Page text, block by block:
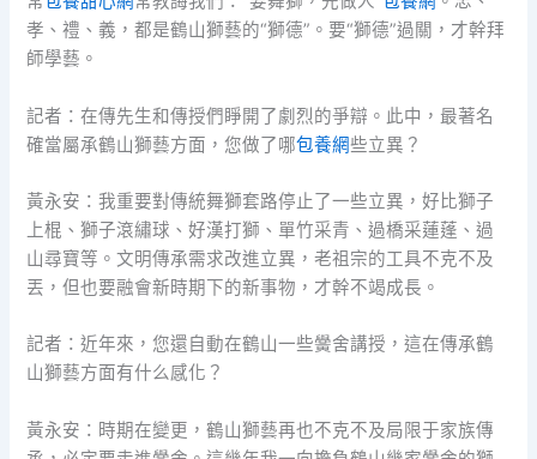
孝、禮、義，都是鶴山獅藝的“獅德”。要“獅德”過關，才幹拜
師學藝。
記者：在傳先生和傳授們睜開了劇烈的爭辯。此中，最著名
確當屬承鶴山獅藝方面，您做了哪包養網些立異？
黃永安：我重要對傳統舞獅套路停止了一些立異，好比獅子
上棍、獅子滾繡球、好漢打獅、單竹采青、過橋采蓮蓬、過
山尋寶等。文明傳承需求改進立異，老祖宗的工具不克不及
丟，但也要融會新時期下的新事物，才幹不竭成長。
記者：近年來，您還自動在鶴山一些黌舍講授，這在傳承鶴
山獅藝方面有什么感化？
黃永安：時期在變更，鶴山獅藝再也不克不及局限于家族傳